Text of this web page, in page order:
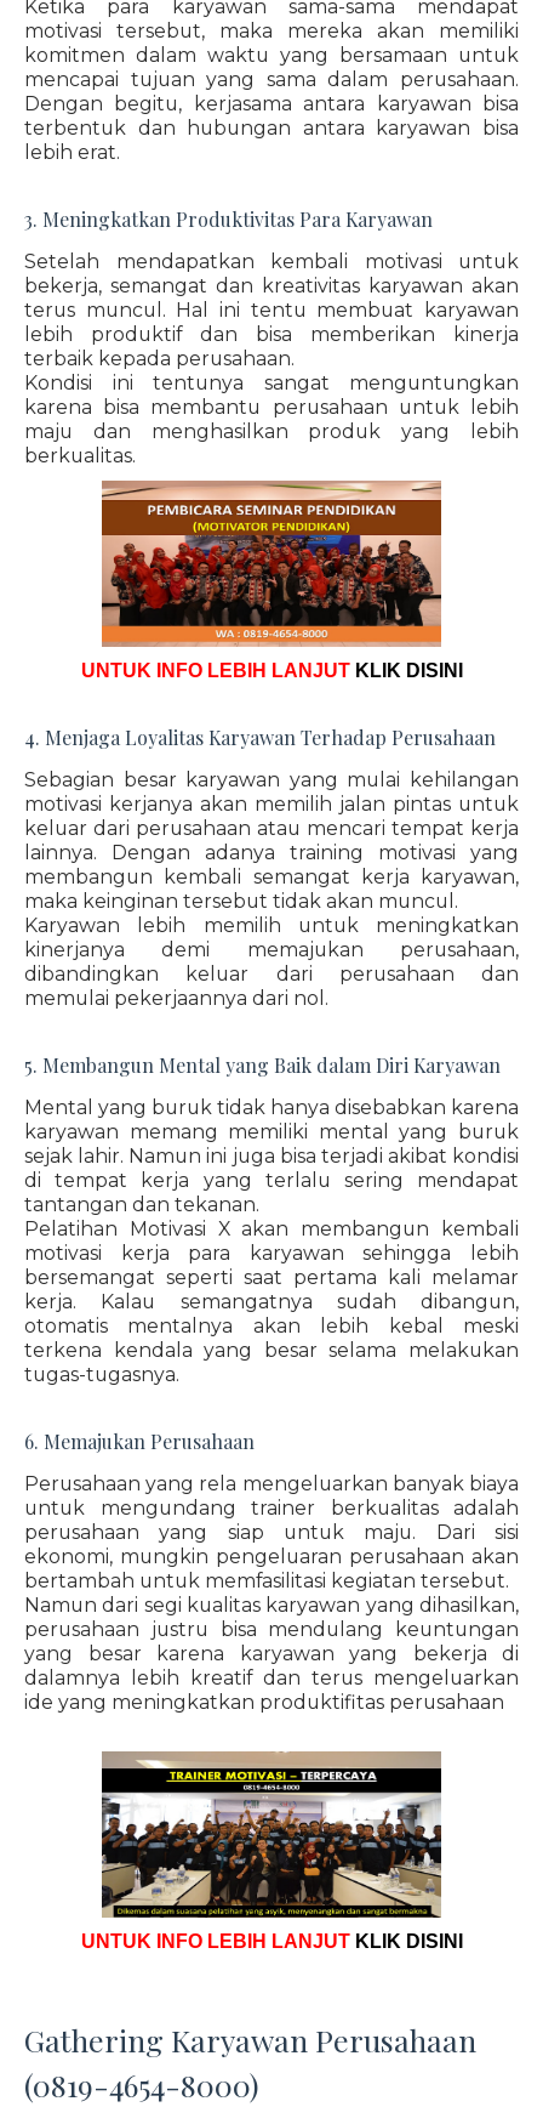
Ketika para karyawan sama-sama mendapat
motivasi tersebut, maka mereka akan memiliki
komitmen dalam waktu yang bersamaan untuk
mencapai tujuan yang sama dalam perusahaan.
Dengan begitu, kerjasama antara karyawan bisa
terbentuk dan hubungan antara karyawan bisa
lebih erat.
3. Meningkatkan Produktivitas Para Karyawan
Setelah mendapatkan kembali motivasi untuk
bekerja, semangat dan kreativitas karyawan akan
terus muncul. Hal ini tentu membuat karyawan
lebih produktif dan bisa memberikan kinerja
terbaik kepada perusahaan.
Kondisi ini tentunya sangat menguntungkan
karena bisa membantu perusahaan untuk lebih
maju dan menghasilkan produk yang lebih
berkualitas.
UNTUK INFO LEBIH LANJUT KLIK DISINI
4. Menjaga Loyalitas Karyawan Terhadap Perusahaan
Sebagian besar karyawan yang mulai kehilangan
motivasi kerjanya akan memilih jalan pintas untuk
keluar dari perusahaan atau mencari tempat kerja
lainnya. Dengan adanya training motivasi yang
membangun kembali semangat kerja karyawan,
maka keinginan tersebut tidak akan muncul.
Karyawan lebih memilih untuk meningkatkan
kinerjanya demi memajukan perusahaan,
dibandingkan keluar dari perusahaan dan
memulai pekerjaannya dari nol.
5. Membangun Mental yang Baik dalam Diri Karyawan
Mental yang buruk tidak hanya disebabkan karena
karyawan memang memiliki mental yang buruk
sejak lahir. Namun ini juga bisa terjadi akibat kondisi
di tempat kerja yang terlalu sering mendapat
tantangan dan tekanan.
Pelatihan Motivasi X akan membangun kembali
motivasi kerja para karyawan sehingga lebih
bersemangat seperti saat pertama kali melamar
kerja. Kalau semangatnya sudah dibangun,
otomatis mentalnya akan lebih kebal meski
terkena kendala yang besar selama melakukan
tugas-tugasnya.
6. Memajukan Perusahaan
Perusahaan yang rela mengeluarkan banyak biaya
untuk mengundang trainer berkualitas adalah
perusahaan yang siap untuk maju. Dari sisi
ekonomi, mungkin pengeluaran perusahaan akan
bertambah untuk memfasilitasi kegiatan tersebut.
Namun dari segi kualitas karyawan yang dihasilkan,
perusahaan justru bisa mendulang keuntungan
yang besar karena karyawan yang bekerja di
dalamnya lebih kreatif dan terus mengeluarkan
ide yang meningkatkan produktifitas perusahaan
UNTUK INFO LEBIH LANJUT KLIK DISINI
Gathering Karyawan Perusahaan
(0819-4654-8000)